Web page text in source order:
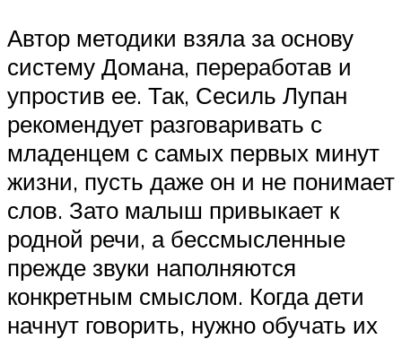
Автор методики взяла за основу
систему Домана, переработав и
упростив ее. Так, Сесиль Лупан
рекомендует разговаривать с
младенцем с самых первых минут
жизни, пусть даже он и не понимает
слов. Зато малыш привыкает к
родной речи, а бессмысленные
прежде звуки наполняются
конкретным смыслом. Когда дети
начнут говорить, нужно обучать их